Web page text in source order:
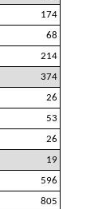
174
68
214
374
26
53
26
19
596
805